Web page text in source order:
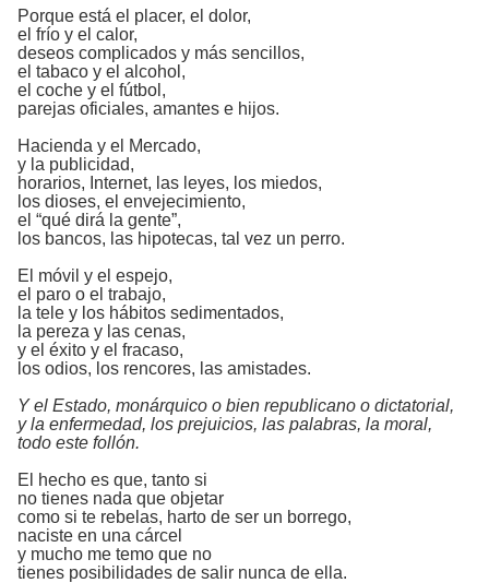
Porque está el placer, el dolor,
el frío y el calor,
deseos complicados y más sencillos,
el tabaco y el alcohol,
el coche y el fútbol,
parejas oficiales, amantes e hijos.
Hacienda y el Mercado,
y la publicidad,
horarios, Internet, las leyes, los miedos,
los dioses, el envejecimiento,
el “qué dirá la gente”,
los bancos, las hipotecas, tal vez un perro.
El móvil y el espejo,
el paro o el trabajo,
la tele y los hábitos sedimentados,
la pereza y las cenas,
y el éxito y el fracaso,
los odios, los rencores, las amistades.
Y el Estado, monárquico o bien republicano o dictatorial,
y la enfermedad, los prejuicios, las palabras, la moral,
todo este follón.
El hecho es que, tanto si
no tienes nada que objetar
como si te rebelas, harto de ser un borrego,
naciste en una cárcel
y mucho me temo que no
tienes posibilidades de salir nunca de ella.